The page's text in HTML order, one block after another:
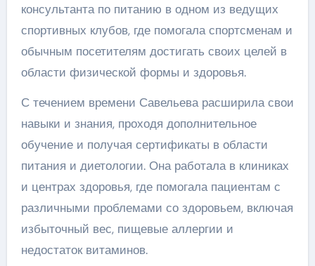
консультанта по питанию в одном из ведущих
спортивных клубов, где помогала спортсменам и
обычным посетителям достигать своих целей в
области физической формы и здоровья.
С течением времени Савельева расширила свои
навыки и знания, проходя дополнительное
обучение и получая сертификаты в области
питания и диетологии. Она работала в клиниках
и центрах здоровья, где помогала пациентам с
различными проблемами со здоровьем, включая
избыточный вес, пищевые аллергии и
недостаток витаминов.